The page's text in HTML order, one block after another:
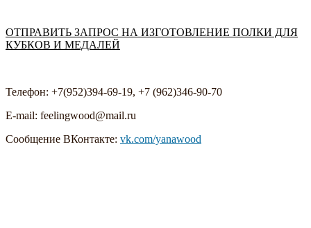
ОТПРАВИТЬ ЗАПРОС НА ИЗГОТОВЛЕНИЕ ПОЛКИ ДЛЯ
КУБКОВ И МЕДАЛЕЙ
Телефон: +7(952)394-69-19, +7 (962)346-90-70
E-mail: feelingwood@mail.ru
Сообщение ВКонтакте: vk.com/yanawood